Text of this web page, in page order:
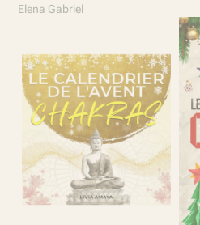
Elena Gabriel